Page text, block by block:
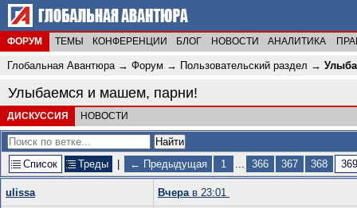
ФОРУМ ТЕМЫ КОНФЕРЕНЦИИ БЛОГ НОВОСТИ АНАЛИТИКА
Глобальная Авантюра→ Форум → Пользовательский раздел →
Улыбаемся и машем, парни!
ДИСКУССИЯ НОВОСТИ
Список Треды ← Предыдущая 1 ... 366 367 368 369
ulissa Вчерав 23:01